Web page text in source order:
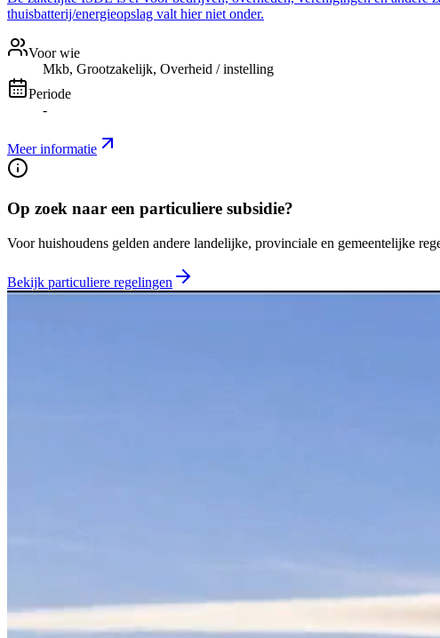
thuisbatterij/energieopslag valt hier niet onder.
Voor wie
Mkb, Grootzakelijk, Overheid / instelling
Periode
-
Meer informatie
Op zoek naar een particuliere subsidie?
Voor huishoudens gelden andere landelijke, provinciale en gemeentelijke
Bekijk particuliere regelingen